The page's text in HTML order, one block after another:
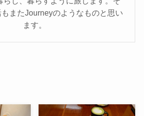
またJourneyのようなものと思い
ます。